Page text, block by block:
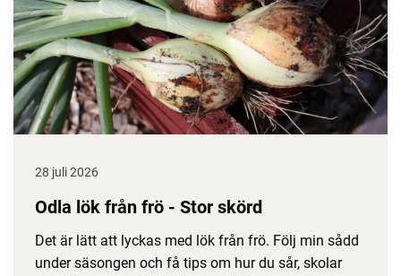
28 juli 2026
Odla lök från frö - Stor skörd
Det är lätt att lyckas med lök från frö. Följ min sådd
under säsongen och få tips om hur du sår, skolar